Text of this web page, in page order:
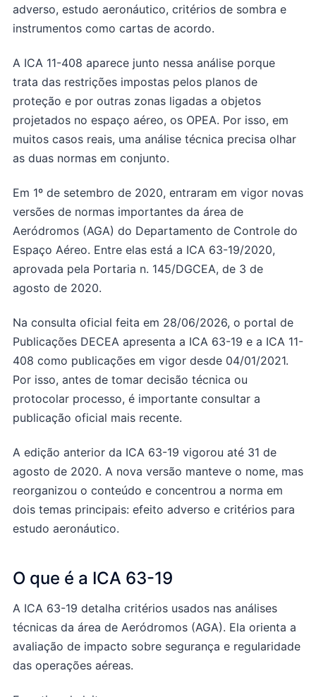
adverso, estudo aeronáutico, critérios de sombra e
instrumentos como cartas de acordo.
A ICA 11-408 aparece junto nessa análise porque
trata das restrições impostas pelos planos de
proteção e por outras zonas ligadas a objetos
projetados no espaço aéreo, os OPEA. Por isso, em
muitos casos reais, uma análise técnica precisa olhar
as duas normas em conjunto.
Em 1º de setembro de 2020, entraram em vigor novas
versões de normas importantes da área de
Aeródromos (AGA) do Departamento de Controle do
Espaço Aéreo. Entre elas está a ICA 63-19/2020,
aprovada pela Portaria n. 145/DGCEA, de 3 de
agosto de 2020.
Na consulta oficial feita em 28/06/2026, o portal de
Publicações DECEA apresenta a ICA 63-19 e a ICA 11-
408 como publicações em vigor desde 04/01/2021.
Por isso, antes de tomar decisão técnica ou
protocolar processo, é importante consultar a
publicação oficial mais recente.
A edição anterior da ICA 63-19 vigorou até 31 de
agosto de 2020. A nova versão manteve o nome, mas
reorganizou o conteúdo e concentrou a norma em
dois temas principais: efeito adverso e critérios para
estudo aeronáutico.
O que é a ICA 63-19
A ICA 63-19 detalha critérios usados nas análises
técnicas da área de Aeródromos (AGA). Ela orienta a
avaliação de impacto sobre segurança e regularidade
das operações aéreas.